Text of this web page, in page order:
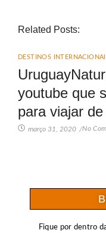
Related Posts:
DESTINOS
youtube que
para viajar
março 31, 2020 /No
Fique por dentro